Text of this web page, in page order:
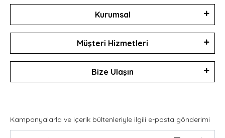
Kurumsal
Müşteri Hizmetleri
Bize Ulaşın
Kampanyalarla ve içerik bültenleriyle ilgili e-posta gönderimi